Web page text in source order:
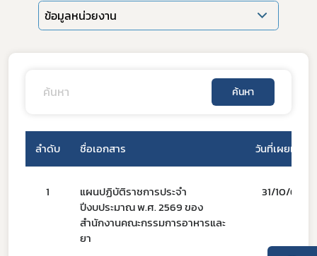
ข้อมูลหน่วยงาน
ค้นหา
ลำดับ ชื่อเอกสาร วันที่เผยแพร่
1
แผนปฏิบัติราชการประจำ
ปีงบประมาณ พ.ศ. 2569 ของ
สำนักงานคณะกรรมการอาหารและ
ยา
31/10/68